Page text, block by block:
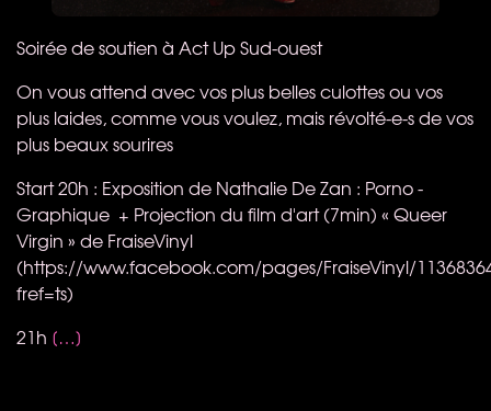
Soirée de soutien à Act Up Sud-ouest​
On vous attend avec vos plus belles culottes ou vos
plus laides, comme vous voulez, mais révolté-e-s de vos
plus beaux sourires
Start 20h : Exposition de Nathalie De Zan : Porno -
Graphique + Projection du film d'art (7min) « Queer
Virgin » de FraiseVinyl
(https://www.facebook.com/pages/FraiseVinyl/
fref=ts)
21h […]